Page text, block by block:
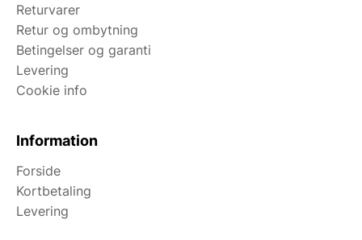
Returvarer
Retur og ombytning
Betingelser og garanti
Levering
Cookie info
Information
Forside
Kortbetaling
Levering